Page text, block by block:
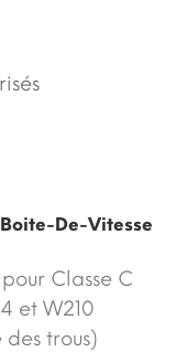
De-Vitesse
Classe C
et W210
trous)